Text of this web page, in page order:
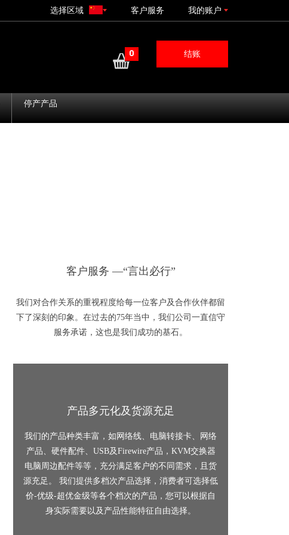
选择区域 客户服务 我的账户
0 结账
停产产品
客户服务 —“言出必行”
我们对合作关系的重视程度给每一位客户及合作伙伴都留
下了深刻的印象。在过去的75年当中，我们公司一直信守
服务承诺，这也是我们成功的基石。
产品多元化及货源充足
我们的产品种类丰富，如网络线、电脑转接卡、网络
产品、硬件配件、USB及Firewire产品，KVM交换器
电脑周边配件等等，充分满足客户的不同需求，且货
源充足。 我们提供多档次产品选择，消费者可选择低
价-优级-超优金级等各个档次的产品，您可以根据自
身实际需要以及产品性能特征自由选择。